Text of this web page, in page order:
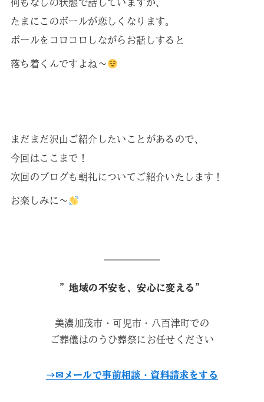
何もなしの状態で話していますが、
たまにこのボールが恋しくなります。
ボールをコロコロしながらお話しすると
落ち着くんですよね～
まだまだ沢山ご紹介したいことがあるので、
今回はここまで！
次回のブログも朝礼についてご紹介いたします！
お楽しみに～
”地域の不安を、安心に変える”
美濃加茂市・可児市・八百津町での
ご葬儀はのうひ葬祭にお任せください
→✉︎メールで事前相談・資料請求をする